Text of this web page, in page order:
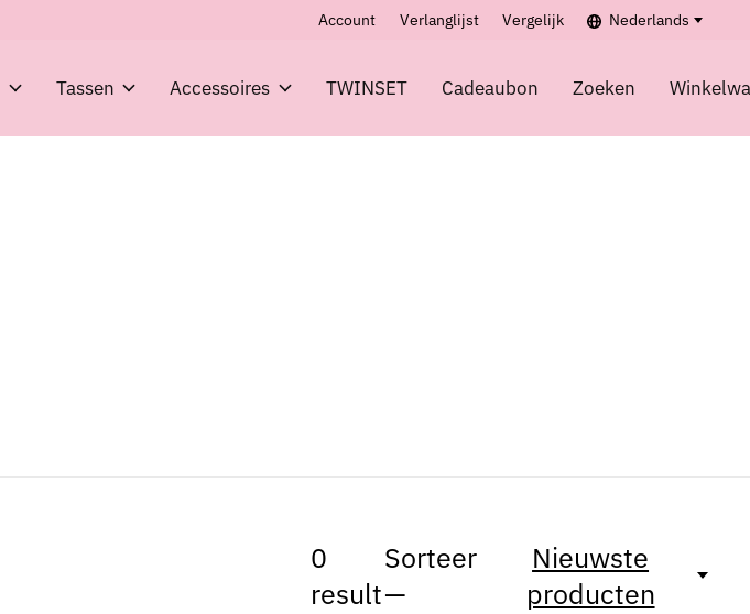
Account Verlanglijst Vergelijk Nederlands
Tassen Accessoires TWINSET Cadeaubon Zoeken
0
result
Sorteer
—
Nieuwste
producten